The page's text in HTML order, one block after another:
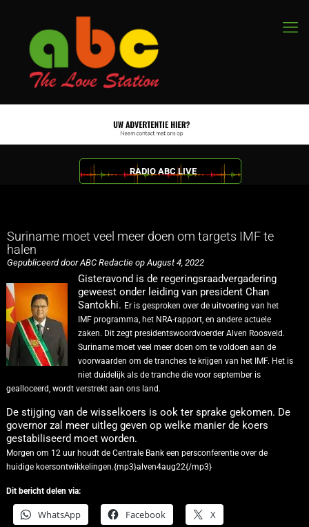
RADIO ABC LIVE
Suriname moet veel meer doen om targets IMF te
halen
Gepubliceerd door ABC Redactie op August 4, 2022
Gisteravond is de regeringsraadvergadering
geweest onder leiding van president Chan
Santokhi. Er is gesproken over de uitvoering van het
IMF programma, het NRA-rapport, en andere actuele
zaken. Dit zegt presidentswoordvoerder Alven Roosveld.
Suriname moet veel meer doen om te voldoen aan de
voorwaarden om de tranches te krijgen van het IMF. Het is
niet duidelijk als de tranche die voor september is
gealloceerd, wordt verstrekt aan ons land.
De stijging van de wisselkoers is ook ter sprake gekomen. De
governor zal meer uitleg geven op welke manier de koers
gestabiliseerd moet worden.
Morgen om 12 uur houdt de Centrale Bank een persconferentie over de
huidige koersontwikkelingen.{mp3}alven4aug22{/mp3}
Dit bericht delen via:
WhatsApp Facebook X